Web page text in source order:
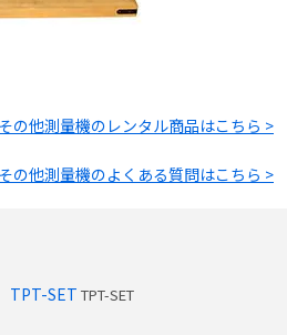
その他測量機のレンタル商品はこちら >
その他測量機のよくある質問はこちら >
TPT-SET TPT-SET